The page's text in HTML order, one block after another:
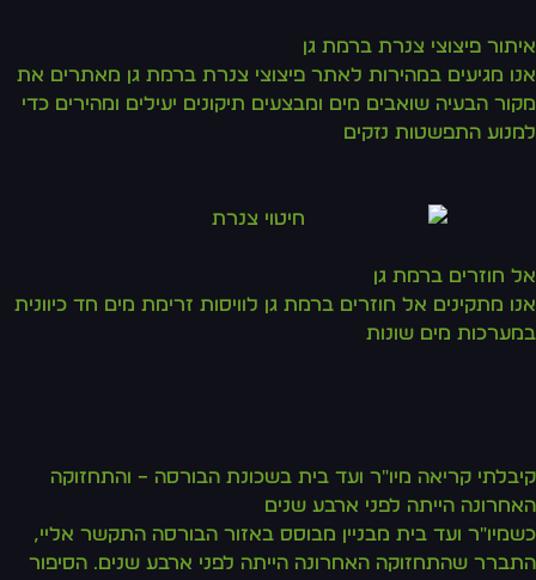
איתור פיצוצי צנרת ברמת גן
אנו מגיעים במהירות לאתר פיצוצי צנרת ברמת גן מאתרים את
מקור הבעיה שואבים מים ומבצעים תיקונים יעילים ומהירים כדי
למנוע התפשטות נזקים
אל חוזרים ברמת גן
אנו מתקינים אל חוזרים ברמת גן לוויסות זרימת מים חד כיוונית
במערכות מים שונות
קיבלתי קריאה מיו"ר ועד בית בשכונת הבורסה – והתחזוקה
האחרונה הייתה לפני ארבע שנים
כשמיו"ר ועד בית מבניין מבוסס באזור הבורסה התקשר אליי,
התברר שהתחזוקה האחרונה הייתה לפני ארבע שנים. הסיפור